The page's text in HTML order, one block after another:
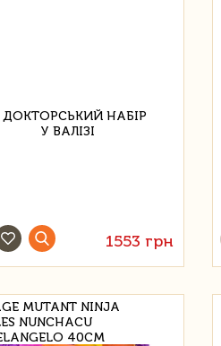
1553 грн
MUTANT NINJA
NUNCHACU
40СМ